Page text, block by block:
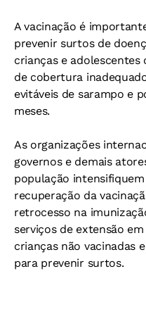
A vacinação é
prevenir surtos de
crianças e adolescentes
de cobertura
evitáveis de sarampo e
meses.
As organizações
governos e demais
população
recuperação da
retrocesso na
serviços de extensão
crianças não vacinadas
para prevenir surtos.